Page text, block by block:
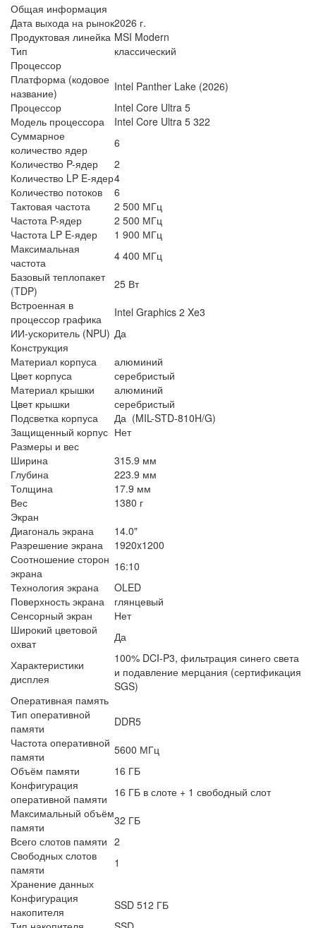
Общая информация
Дата выхода на рынок2026 г.
Продуктовая линейка MSI Modern
Тип
классический
Процессор
Платформа (кодовое
название)
Intel Panther Lake (2026)
Процессор
Intel Core Ultra 5
Модель процессора
Intel Core Ultra 5 322
Суммарное
количество ядер
6
Количество P-ядер
2
Количество LP E-ядер4
Количество потоков
6
Тактовая частота
2 500 МГц
Частота P-ядер
2 500 МГц
Частота LP E-ядер
1 900 МГц
Максимальная
частота
4 400 МГц
Базовый теплопакет
(TDP)
25 Вт
Встроенная в
процессор графика
Intel Graphics 2 Xe3
ИИ-ускоритель (NPU) Да
Конструкция
Материал корпуса
алюминий
Цвет корпуса
серебристый
Материал крышки
алюминий
Цвет крышки
серебристый
Подсветка корпуса
Да (MIL-STD-810H/G)
Защищенный корпус Нет
Размеры и вес
Ширина
315.9 мм
Глубина
223.9 мм
Толщина
17.9 мм
Вес
1380 г
Экран
Диагональ экрана
14.0"
Разрешение экрана
1920x1200
Соотношение сторон
экрана
16:10
Технология экрана
OLED
Поверхность экрана
глянцевый
Сенсорный экран
Нет
Широкий цветовой
охват
Да
Характеристики
дисплея
100% DCI-P3, фильтрация синего света
и подавление мерцания (сертификация
SGS)
Оперативная память
Тип оперативной
памяти
DDR5
Частота оперативной
памяти
5600 МГц
Объём памяти
16 ГБ
Конфигурация
оперативной памяти 16 ГБ в слоте + 1 свободный слот
Максимальный объём
памяти
32 ГБ
Всего слотов памяти 2
Свободных слотов
памяти
1
Хранение данных
Конфигурация
накопителя
SSD 512 ГБ